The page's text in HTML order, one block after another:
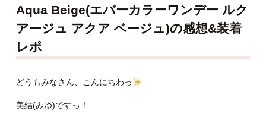
Aqua Beige(エバーカラーワンデー ルク
アージュ アクア ベージュ)の感想&装着
レポ
どうもみなさん、こんにちわっ
美結(みゆ)ですっ！